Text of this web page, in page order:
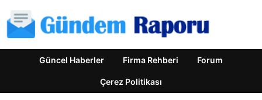
Güncel Haberler Firma Rehberi Forum
Çerez Politikası